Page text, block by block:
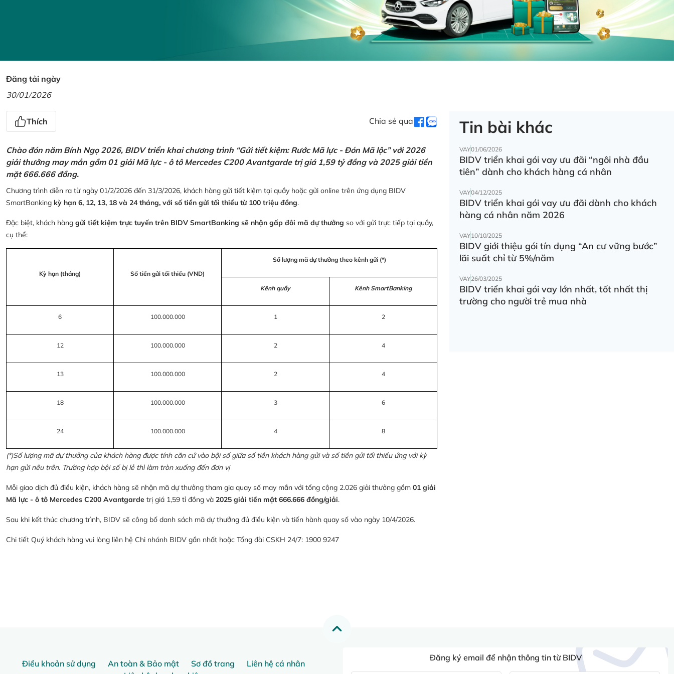
Đăng tải ngày
30/01/2026
Thích Chia sẻ qua
Chào đón năm Bính Ngọ 2026, BIDV triển khai chương trình “Gửi tiết kiệm: Rước Mã lực - Đón Mã lộc” với 2026
giải thưởng may mắn gồm 01 giải Mã lực - ô tô Mercedes C200 Avantgarde trị giá 1,59 tỷ đồng và 2025 giải tiền
mặt 666.666 đồng.
Chương trình diễn ra từ ngày 01/2/2026 đến 31/3/2026, khách hàng gửi tiết kiệm tại quầy hoặc gửi online trên ứng dụng BIDV
SmartBanking kỳ hạn 6, 12, 13, 18 và 24 tháng, với số tiền gửi tối thiểu từ 100 triệu đồng.
Đặc biệt, khách hàng gửi tiết kiệm trực tuyến trên BIDV SmartBanking sẽ nhận gấp đôi mã dự thưởng so với gửi trực tiếp tại quầy,
cụ thể:
Kỳ hạn (tháng) Số tiền gửi tối thiểu (VND)
Số lượng mã dự thưởng theo kênh gửi (*)
Kênh quầy Kênh SmartBanking
6 100.000.000 1 2
12 100.000.000 2 4
13 100.000.000 2 4
18 100.000.000 3 6
24 100.000.000 4 8
(*)Số lượng mã dự thưởng của khách hàng được tính căn cứ vào bội số giữa số tiền khách hàng gửi và số tiền gửi tối thiểu ứng với kỳ
hạn gửi nêu trên. Trường hợp bội số bị lẻ thì làm tròn xuống đến đơn vị
Mỗi giao dịch đủ điều kiện, khách hàng sẽ nhận mã dự thưởng tham gia quay số may mắn với tổng cộng 2.026 giải thưởng gồm 01 giải
Mã lực - ô tô Mercedes C200 Avantgarde trị giá 1,59 tỉ đồng và 2025 giải tiền mặt 666.666 đồng/giải.
Sau khi kết thúc chương trình, BIDV sẽ công bố danh sách mã dự thưởng đủ điều kiện và tiến hành quay số vào ngày 10/4/2026.
Chi tiết Quý khách hàng vui lòng liên hệ Chi nhánh BIDV gần nhất hoặc Tổng đài CSKH 24/7: 1900 9247
Tin bài khác
VAY01/06/2026
BIDV triển khai gói vay ưu đãi “ngôi nhà đầu
tiên” dành cho khách hàng cá nhân
VAY04/12/2025
BIDV triển khai gói vay ưu đãi dành cho khách
hàng cá nhân năm 2026
VAY10/10/2025
BIDV giới thiệu gói tín dụng “An cư vững bước”
lãi suất chỉ từ 5%/năm
VAY26/03/2025
BIDV triển khai gói vay lớn nhất, tốt nhất thị
trường cho người trẻ mua nhà
Điều khoản sử dụng An toàn & Bảo mật Sơ đồ trang
Liên hệ cá nhân
Đăng ký email để nhận thông tin từ BIDV